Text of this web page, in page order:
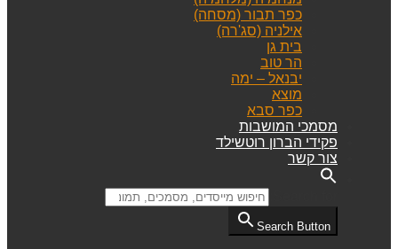
כפר תבור (מסחה)
אילניה (סג'רה)
בית גן
הר טוב
יבנאל – ימה
מוצא
כפר סבא
מסמכי המושבות
פקידי הברון רוטשילד
צור קשר
Search Button